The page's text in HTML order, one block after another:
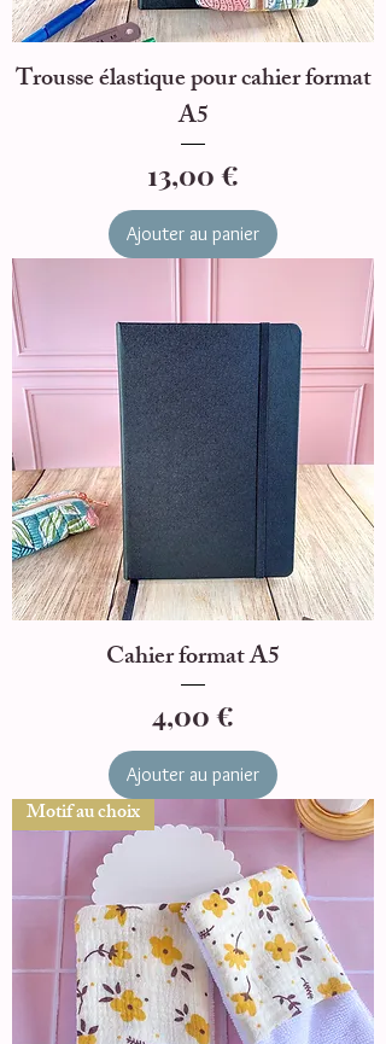
Trousse élastique pour cahier format
A5
Prix
13,00 €
Ajouter au panier
Cahier format A5
Prix
4,00 €
Ajouter au panier
Motif au choix